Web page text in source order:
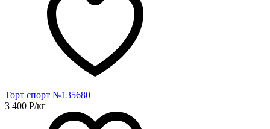
Торт спорт №135680
3 400 Р/кг